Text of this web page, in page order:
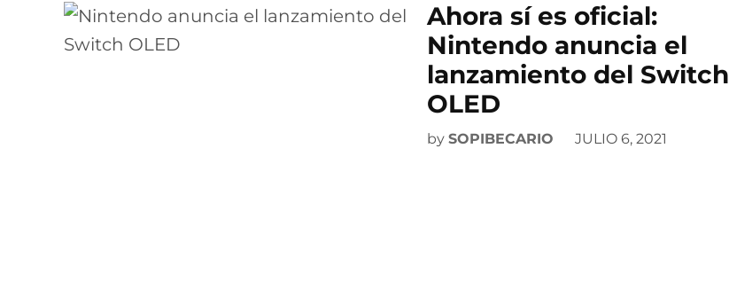
Ahora sí es oficial:
Nintendo anuncia el
lanzamiento del Switch
OLED
by SOPIBECARIO JULIO 6, 2021